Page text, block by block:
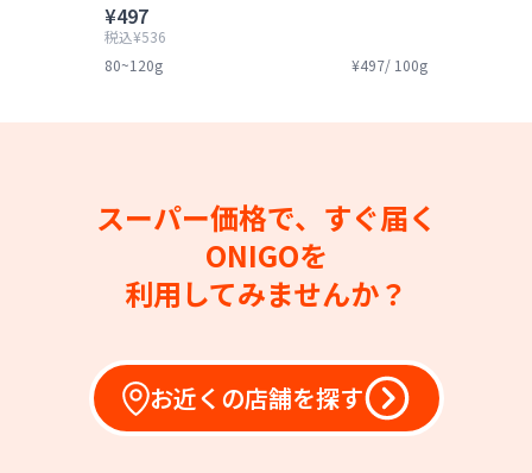
¥497
税込¥536
80~120g
¥497/ 100g
スーパー価格で、すぐ届く
ONIGOを
利用してみませんか？
お近くの店舗を探す